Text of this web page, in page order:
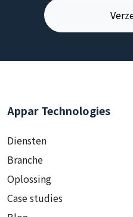
Appar Technologies
Diensten
Branche
Oplossing
Case studies